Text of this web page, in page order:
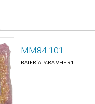
MM84-101
BATERÍA PARA VHF R1